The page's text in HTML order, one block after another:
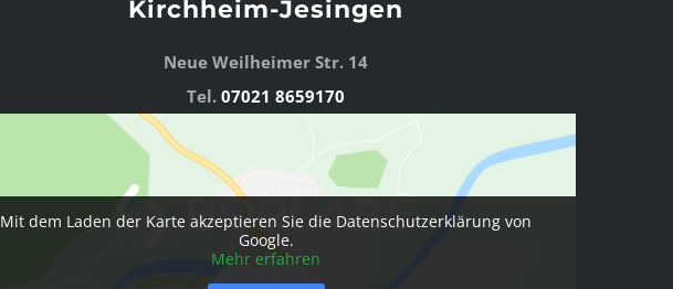
Kirchheim-Jesingen
Neue Weilheimer Str. 14
Tel.07021 8659170
Mit dem Laden der Karte akzeptieren Sie die Datenschutzerklärung von
Google.
Mehr erfahren